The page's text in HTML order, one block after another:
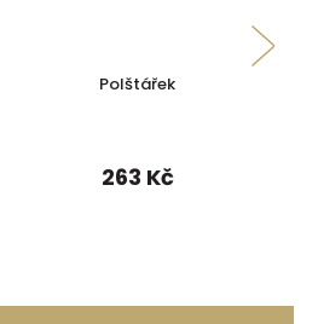
Polštářek
263 Kč